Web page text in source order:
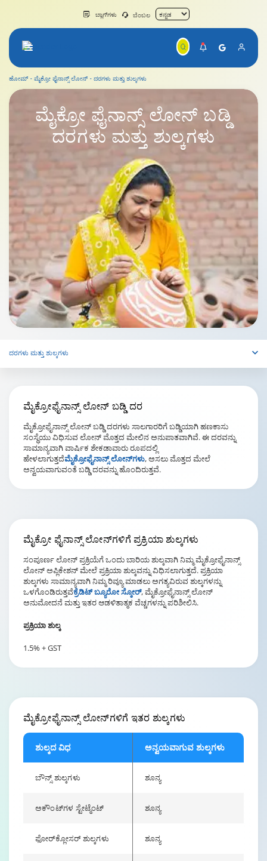
ಬ್ಲಾಗ್‌ಗಳು ಬೆಂಬಲ
ಹೋಮ್ ಮೈಕ್ರೋ ಫೈನಾನ್ಸ್ ಲೋನ್‌ ದರಗಳು ಮತ್ತು ಶುಲ್ಕಗಳು
ಮೈಕ್ರೋ ಫೈನಾನ್ಸ್ ಲೋನ್‌ ಬಡ್ಡಿ
ದರಗಳು ಮತ್ತು ಶುಲ್ಕಗಳು
ಮೈಕ್ರೋ ಫೈನಾನ್ಸ್ ಲೋನ್ ದರಗಳು ಮತ್ತು ಶುಲ್ಕಗಳು
ದರಗಳು ಮತ್ತು ಶುಲ್ಕಗಳು
ಮೈಕ್ರೋಫೈನಾನ್ಸ್ ಲೋನ್ ಬಡ್ಡಿ ದರ
ಮೈಕ್ರೋಫೈನಾನ್ಸ್ ಲೋನ್ ಬಡ್ಡಿ ದರಗಳು ಸಾಲಗಾರರಿಗೆ ಬಡ್ಡಿಯಾಗಿ ಹಣಕಾಸು
ಸಂಸ್ಥೆಯು ವಿಧಿಸುವ ಲೋನ್ ಮೊತ್ತದ ಮೇಲಿನ ಅನುಪಾತವಾಗಿವೆ. ಈ ದರವನ್ನು
ಸಾಮಾನ್ಯವಾಗಿ ವಾರ್ಷಿಕ ಶೇಕಡಾವಾರು ರೂಪದಲ್ಲಿ
ಹೇಳಲಾಗುತ್ತದೆಮೈಕ್ರೋಫೈನಾನ್ಸ್ ಲೋನ್‌ಗಳು, ಅಸಲು ಮೊತ್ತದ ಮೇಲೆ
ಅನ್ವಯವಾಗುವಂತೆ ಬಡ್ಡಿ ದರವನ್ನು ಹೊಂದಿರುತ್ತವೆ.
ಮೈಕ್ರೋ ಫೈನಾನ್ಸ್ ಲೋನ್‌ಗಳಿಗೆ ಪ್ರಕ್ರಿಯಾ ಶುಲ್ಕಗಳು
ಸಂಪೂರ್ಣ ಲೋನ್ ಪ್ರಕ್ರಿಯೆಗೆ ಒಂದು ಬಾರಿಯ ಶುಲ್ಕವಾಗಿ ನಿಮ್ಮ ಮೈಕ್ರೋಫೈನಾನ್ಸ್
ಲೋನ್ ಅಪ್ಲಿಕೇಶನ್ ಮೇಲೆ ಪ್ರಕ್ರಿಯಾ ಶುಲ್ಕವನ್ನು ವಿಧಿಸಲಾಗುತ್ತದೆ. ಪ್ರಕ್ರಿಯಾ
ಶುಲ್ಕಗಳು ಸಾಮಾನ್ಯವಾಗಿ ನಿಮ್ಮ ರಿವ್ಯೂ ಮಾಡಲು ಅಗತ್ಯವಿರುವ ಶುಲ್ಕಗಳನ್ನು
ಒಳಗೊಂಡಿರುತ್ತವೆಕ್ರೆಡಿಟ್ ಬ್ಯೂರೋ ಸ್ಕೋರ್, ಮೈಕ್ರೋಫೈನಾನ್ಸ್ ಲೋನ್
ಅನುಮೋದನೆ ಮತ್ತು ಇತರ ಆಡಳಿತಾತ್ಮಕ ವೆಚ್ಚಗಳನ್ನು ಪರಿಶೀಲಿಸಿ.
ಪ್ರಕ್ರಿಯಾ ಶುಲ್ಕ
1.5% + GST
ಮೈಕ್ರೋಫೈನಾನ್ಸ್ ಲೋನ್‌ಗಳಿಗೆ ಇತರ ಶುಲ್ಕಗಳು
ಶುಲ್ಕದ ವಿಧ ಅನ್ವಯವಾಗುವ ಶುಲ್ಕಗಳು
ಬೌನ್ಸ್ ಶುಲ್ಕಗಳು ಶೂನ್ಯ
ಅಕೌಂಟ್‌ಗಳ ಸ್ಟೇಟ್ಮೆಂಟ್ ಶೂನ್ಯ
ಫೋರ್‌ಕ್ಲೋಸರ್ ಶುಲ್ಕಗಳು ಶೂನ್ಯ